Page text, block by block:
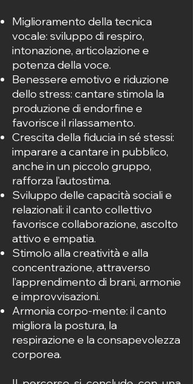
Miglioramento della tecnica
vocale: sviluppo di respiro,
intonazione, articolazione e
potenza della voce.
Benessere emotivo e riduzione
dello stress: cantare stimola la
produzione di endorfine e
favorisce il rilassamento.
Crescita della fiducia in sé stessi:
imparare a cantare in pubblico,
anche in un piccolo gruppo,
rafforza l’autostima.
Sviluppo delle capacità sociali e
relazionali: il canto collettivo
favorisce collaborazione, ascolto
attivo e empatia.
Stimolo alla creatività e alla
concentrazione, attraverso
l’apprendimento di brani, armonie
e improvvisazioni.
Armonia corpo-mente: il canto
migliora la postura, la
respirazione e la consapevolezza
corporea.